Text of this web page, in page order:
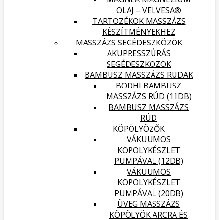
OLAJ – VELVESA®
TARTOZÉKOK MASSZÁZS
KÉSZÍTMÉNYEKHEZ
MASSZÁZS SEGÉDESZKÖZÖK
AKUPRESSZÚRÁS
SEGÉDESZKÖZÖK
BAMBUSZ MASSZÁZS RUDAK
BODHI BAMBUSZ
MASSZÁZS RÚD (11DB)
BAMBUSZ MASSZÁZS
RÚD
KÖPÖLYÖZŐK
VÁKUUMOS
KÖPÖLYKÉSZLET
PUMPÁVAL (12DB)
VÁKUUMOS
KÖPÖLYKÉSZLET
PUMPÁVAL (20DB)
ÜVEG MASSZÁZS
KÖPÖLYÖK ARCRA ÉS